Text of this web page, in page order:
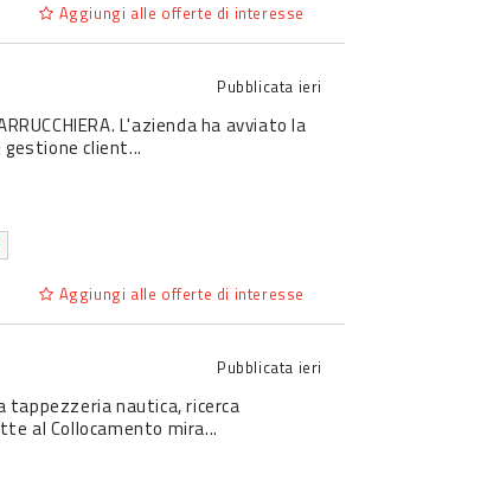
Aggiungi alle offerte di interesse
Pubblicata ieri
L'azienda ha avviato la
gestione client...
Aggiungi alle offerte di interesse
Pubblicata ieri
tappezzeria nautica, ricerca
al Collocamento mira...